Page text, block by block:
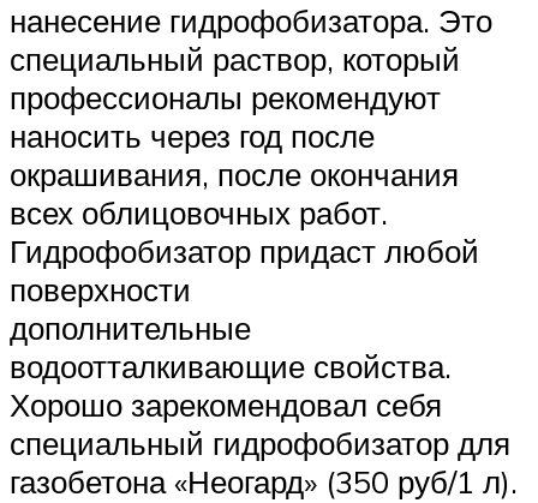
нанесение гидрофобизатора. Это
специальный раствор, который
профессионалы рекомендуют
наносить через год после
окрашивания, после окончания
всех облицовочных работ.
Гидрофобизатор придаст любой
поверхности
дополнительные
водоотталкивающие свойства.
Хорошо зарекомендовал себя
специальный гидрофобизатор для
газобетона «Неогард» (350 руб/1 л).